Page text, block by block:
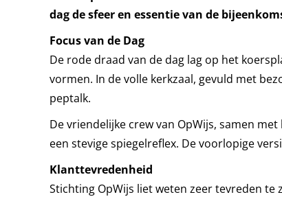
dag de sfeer en essentie van de
Focus van de Dag
De rode draad van de dag lag op het
vormen. In de volle kerkzaal, gevuld met
peptalk.
De vriendelijke crew van OpWijs, samen
een stevige spiegelreflex. De voorlopige
Klanttevredenheid
Stichting OpWijs liet weten zeer tevreden